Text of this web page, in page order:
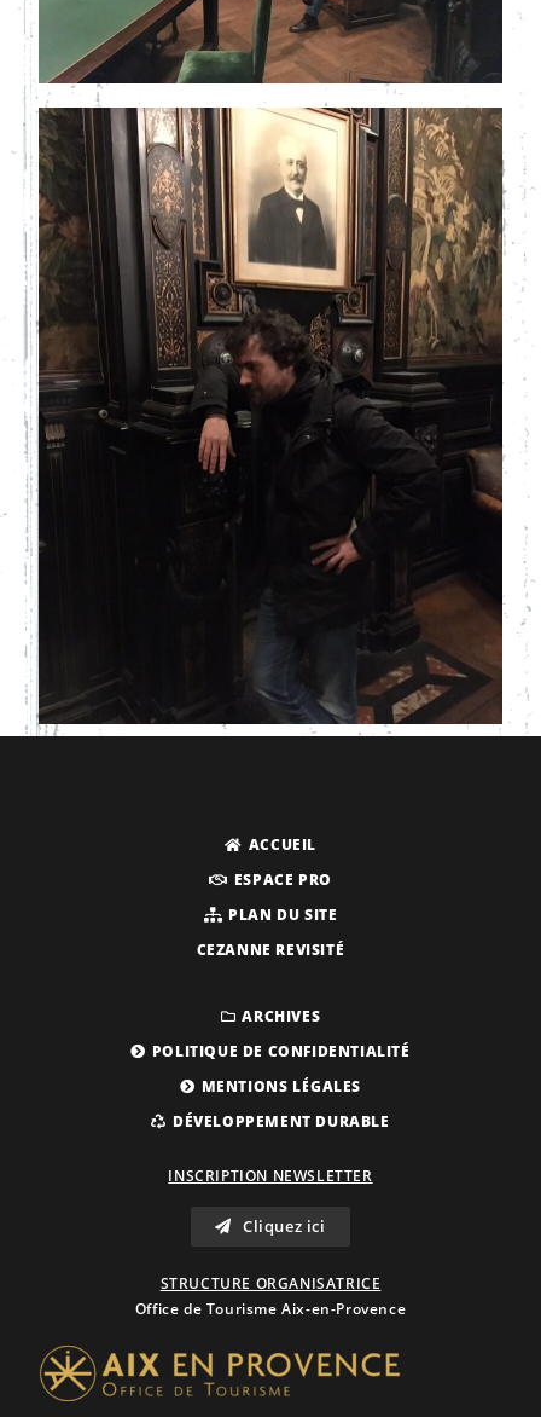
ACCUEIL
ESPACE PRO
PLAN DU SITE
CEZANNE REVISITÉ
ARCHIVES
POLITIQUE DE CONFIDENTIALITÉ
MENTIONS LÉGALES
DÉVELOPPEMENT DURABLE
INSCRIPTION NEWSLETTER
Cliquez ici
STRUCTURE ORGANISATRICE
Office de Tourisme Aix-en-Provence